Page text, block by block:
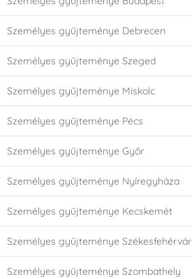
Személyes gyűjteménye Debrecen
Személyes gyűjteménye Szeged
Személyes gyűjteménye Miskolc
Személyes gyűjteménye Pécs
Személyes gyűjteménye Győr
Személyes gyűjteménye Nyíregyháza
Személyes gyűjteménye Kecskemét
Személyes gyűjteménye Székesfehérvár
Személyes gyűjteménye Szombathely